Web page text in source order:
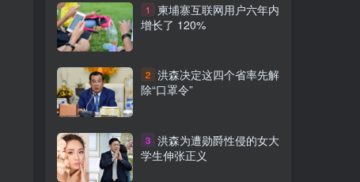
1
柬埔寨互联网用户六年内
增长了 120%
2 洪森决定这四个省率先解
除“口罩令”
3 ​洪森为遭勋爵性侵的女大
学生伸张正义